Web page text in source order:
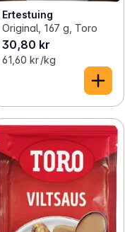
Ertestuing
Original, 167 g, Toro
30,80 kr
61,60 kr /kg